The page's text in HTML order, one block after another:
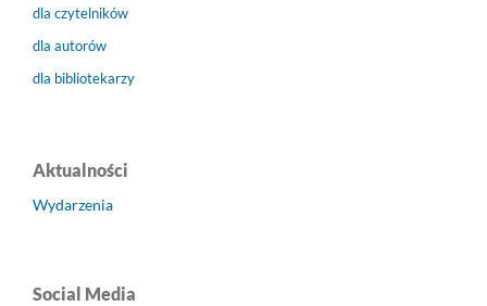
dla czytelników
dla autorów
dla bibliotekarzy
Aktualności
Wydarzenia
Social Media